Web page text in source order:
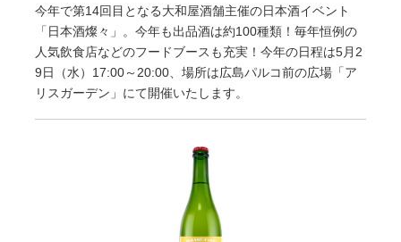
今年で第14回目となる大和屋酒舗主催の日本酒イベント
「日本酒燦々」。今年も出品酒は約100種類！毎年恒例の
人気飲食店などのフードブースも充実！今年の日程は5月2
9日（水）17:00～20:00、場所は広島パルコ前の広場「ア
リスガーデン」にて開催いたします。